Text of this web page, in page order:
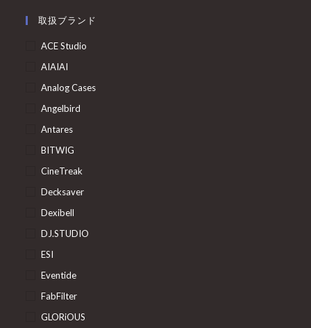
取扱ブランド
ACE Studio
AIAIAI
Analog Cases
Angelbird
Antares
BITWIG
CineTreak
Decksaver
Dexibell
DJ.STUDIO
ESI
Eventide
FabFilter
GLORiOUS